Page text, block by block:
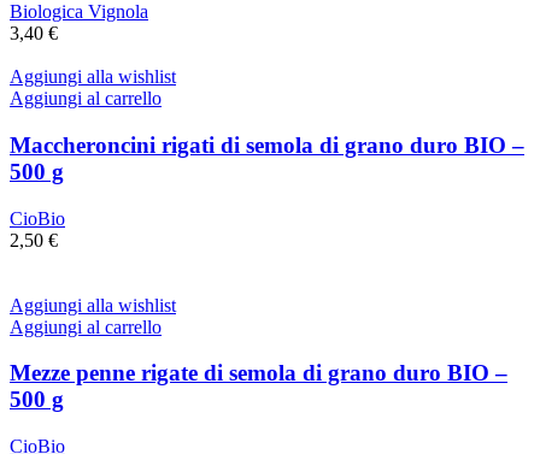
Biologica Vignola
3,40 €
Aggiungi alla wishlist
Aggiungi al carrello
Maccheroncini rigati di semola di grano duro BIO –
500 g
CioBio
2,50 €
Aggiungi alla wishlist
Aggiungi al carrello
Mezze penne rigate di semola di grano duro BIO –
500 g
CioBio